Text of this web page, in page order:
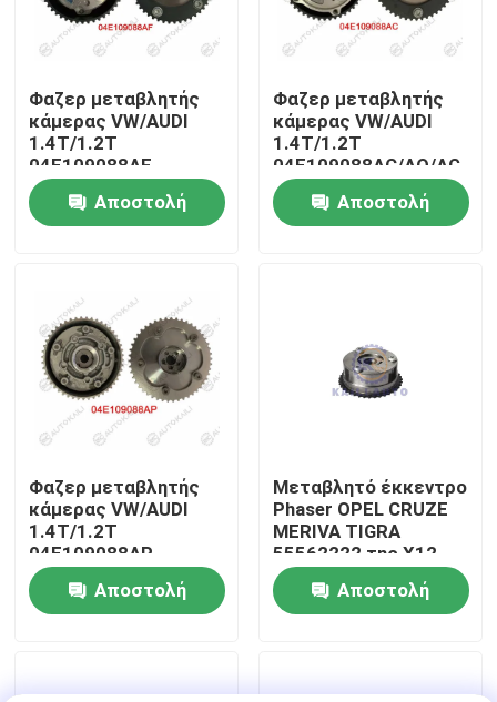
Σπίτι
Προϊόντα
Βίντεο
Επισκεψή εργοστασίου
Έλεγχος ποιότητας
Επικοινωνήστε μαζί μας
Ειδήσεις
Ζητήστε μια προσφορά
Εξάρτηση αλυσίδων συγχρονισμού
Φαζερ μεταβλητής
κάμερας VW/AUDI
1.4T/1.2T
04E109088AF
Αποστολή
Φαζερ μεταβλητής
κάμερας VW/AUDI
1.4T/1.2T
04E109088AC/AQ/AG
Αποστολή
Φαζερ μεταβλητής
κάμερας VW/AUDI
1.4T/1.2T
04E109088AP
Αποστολή
Μεταβλητό έκκεντρο
Phaser OPEL CRUZE
MERIVA TIGRA
55562222 της X12
X10XE Z10XE Z10XEP
Αποστολή